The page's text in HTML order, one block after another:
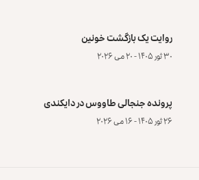
روایت یک بازگشت خونین
۳۰ ثور ۱۴۰۵ - ۲۰ می ۲۰۲۶
پرونده‌ جنجالی طاووس در دایکندی
۲۶ ثور ۱۴۰۵ - ۱۶ می ۲۰۲۶